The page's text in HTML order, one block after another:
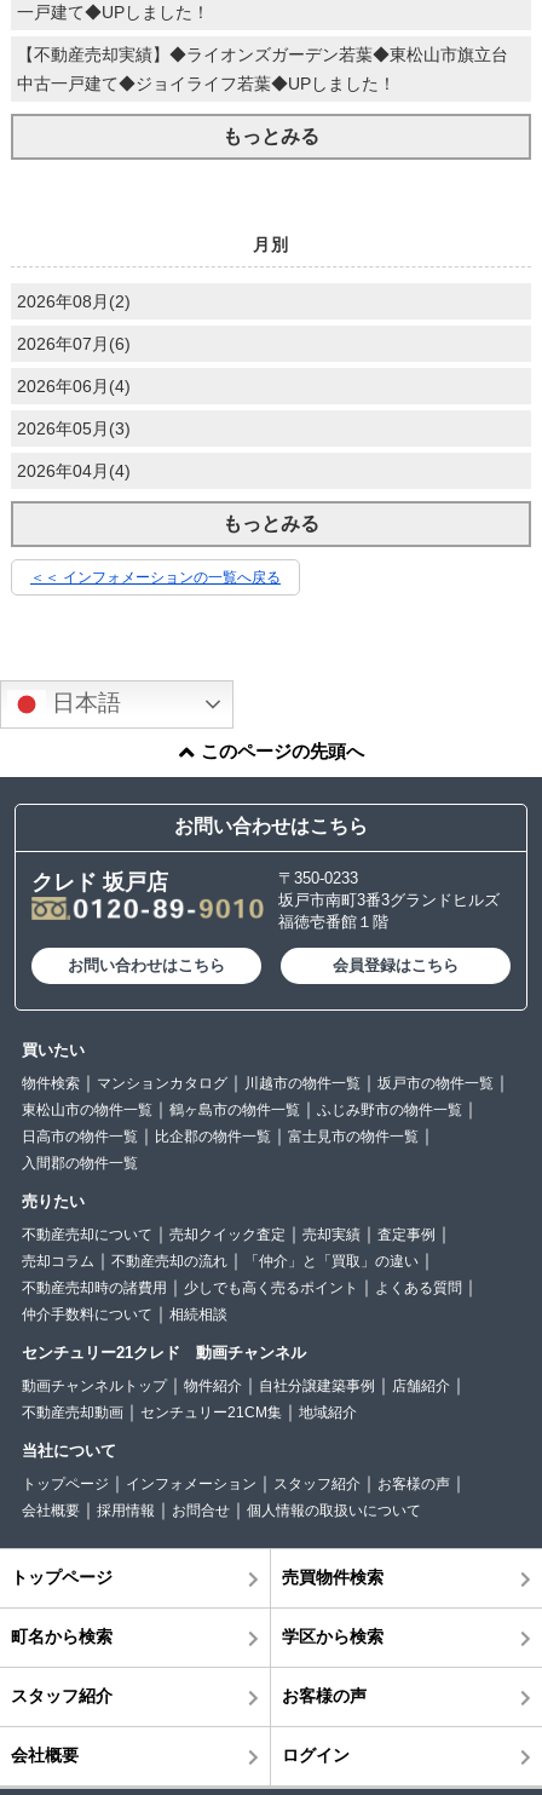
一戸建て◆UPしました！
【不動産売却実績】◆ライオンズガーデン若葉◆東松山市旗立台
中古一戸建て◆ジョイライフ若葉◆UPしました！
もっとみる
月別
2026年08月(2)
2026年07月(6)
2026年06月(4)
2026年05月(3)
2026年04月(4)
もっとみる
＜＜ インフォメーションの一覧へ戻る
日本語
このページの先頭へ
お問い合わせはこちら
クレド 坂戸店
〒350-0233
坂戸市南町3番3グランドヒルズ
福徳壱番館１階
お問い合わせはこちら 会員登録はこちら
買いたい
物件検索 マンションカタログ 川越市の物件一覧
坂戸市の物件一覧
東松山市の物件一覧
鶴ヶ島市の物件一覧
ふじみ野市の物件一覧
日高市の物件一覧
比企郡の物件一覧
富士見市の物件一覧
入間郡の物件一覧
売りたい
不動産売却について 売却クイック査定 売却実績
査定事例
売却コラム
不動産売却の流れ
「仲介」と「買取」の違い
不動産売却時の諸費用
少しでも高く売るポイント
よくある質問
仲介手数料について
相続相談
センチュリー21クレド 動画チャンネル
動画チャンネルトップ 物件紹介 自社分譲建築事例
店舗紹介
不動産売却動画
センチュリー21CM集 地域紹介
当社について
トップページ インフォメーション スタッフ紹介
お客様の声
会社概要
採用情報 お問合せ 個人情報の取扱いについて
トップページ 売買物件検索
町名から検索 学区から検索
スタッフ紹介 お客様の声
会社概要 ログイン